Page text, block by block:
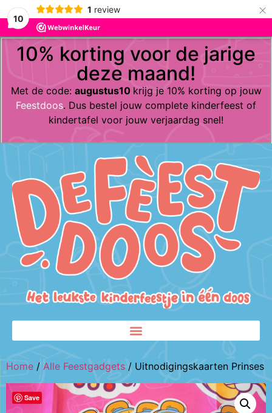
10
1 review ×
10% korting voor de jarige
deze maand!
Met de code: augustus10 krijg je 10% korting op jouw
Feestdoos. Dus bestel jouw complete kinderfeest of
kindertafel voor jouw verjaardag snel!
Home / Alle Feestgadgets / Uitnodigingskaarten Prinses
Save